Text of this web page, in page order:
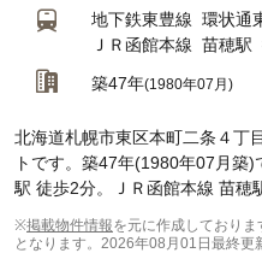
地下鉄東豊線 環状通
ＪＲ函館本線 苗穂駅
築47年(1980年07月)
北海道札幌市東区本町二条４丁
トです。築47年(1980年07月築
駅 徒歩2分。ＪＲ函館本線 苗穂
※掲載物件情報を元に作成しており
となります。 2026年08月01日最終更